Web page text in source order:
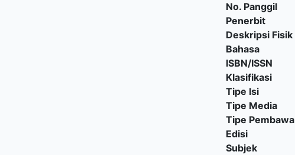
No. Panggil
Penerbit
Deskripsi Fisik
Bahasa
ISBN/ISSN
Klasifikasi
Tipe Isi
Tipe Media
Tipe Pembawa
Edisi
Subjek